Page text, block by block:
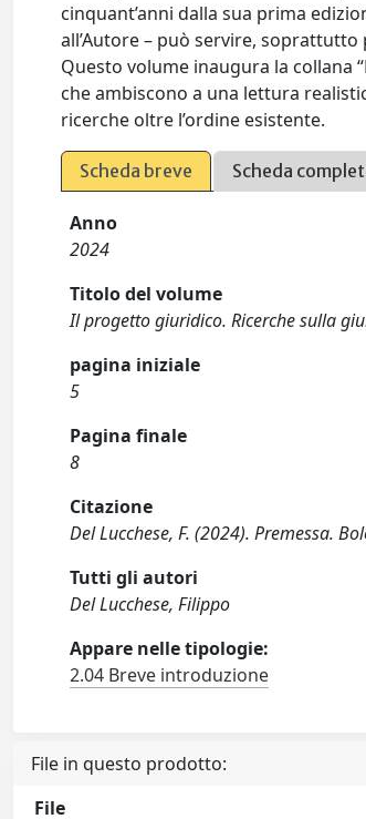
cinquant’anni dalla sua prima
all’Autore – può servire,
Questo volume inaugura la collana
che ambiscono a una lettura
ricerche oltre l’ordine esistente.
Scheda breve Scheda
Anno
2024
Titolo del volume
Il progetto giuridico. Ricerche sulla
pagina iniziale
5
Pagina finale
8
Citazione
Del Lucchese, F. (2024). Premessa.
Tutti gli autori
Del Lucchese, Filippo
Appare nelle tipologie:
2.04 Breve introduzione
File in questo prodotto:
File